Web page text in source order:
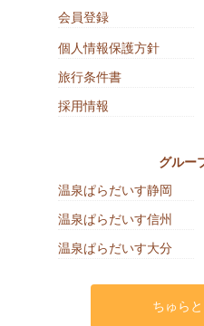
会員登録
個人情報保護方針
旅行条件書
採用情報
グルー
温泉ぱらだいす静岡
温泉ぱらだいす信州
温泉ぱらだいす大分
ちゅら